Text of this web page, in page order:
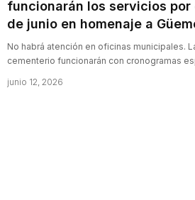
funcionarán los servicios por
de junio en homenaje a
No habrá atención en oficinas municipales.
cementerio funcionarán con cronogramas
junio 12, 2026